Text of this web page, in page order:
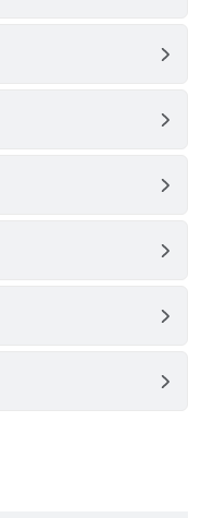
Ihre Stärken.